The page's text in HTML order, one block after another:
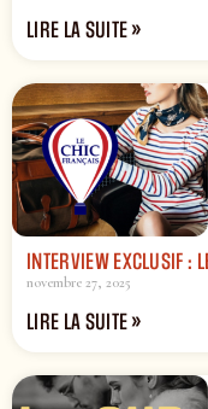
LIRE LA SUITE »
INTERVIEW EXCLUSIF :
novembre 27, 2025
LIRE LA SUITE »